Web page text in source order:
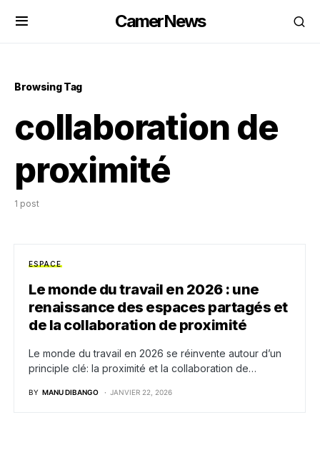
CamerNews
Browsing Tag
collaboration de
proximité
1 post
ESPACE
Le monde du travail en 2026 : une
renaissance des espaces partagés et
de la collaboration de proximité
Le monde du travail en 2026 se réinvente autour d’un
principle clé: la proximité et la collaboration de…
BY MANU DIBANGO JANVIER 22, 2026